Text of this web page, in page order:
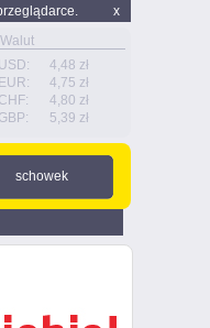
x
USD:
4,48 zł
EUR:
4,75 zł
CHF:
4,80 zł
GBP:
5,39 zł
schowek